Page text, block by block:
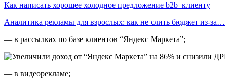
Как написать хорошее холодное предложение b2b–клиенту
Аналитика рекламы для взрослых: как не слить бюджет из-за…
— в рассылках по базе клиентов “Яндекс Маркета”;
— в видеорекламе;